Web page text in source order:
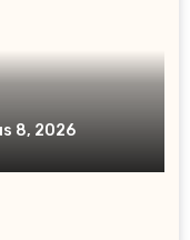
8, 2026